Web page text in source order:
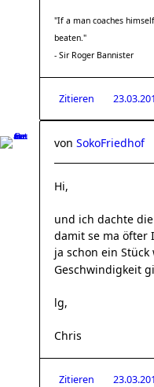
"If a man coaches
beaten."
- Sir Roger Bannister
Zitieren
von SokoFriedhof
Hi,
und ich dachte
damit se ma öfter
ja schon ein
Geschwindigkeit
lg,
Chris
Zitieren